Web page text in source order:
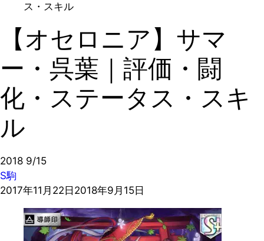
ス・スキル
【オセロニア】サマ
ー・呉葉｜評価・闘
化・ステータス・スキ
ル
2018 9/15
S駒
2017年11月22日 2018年9月15日